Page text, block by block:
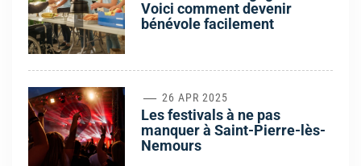
Voici comment devenir
bénévole facilement
2 26 APR 2025
Les festivals à ne pas
manquer à Saint-Pierre-lès-
Nemours